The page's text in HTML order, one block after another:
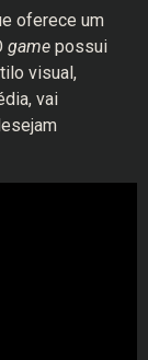
oferece um
game possui
visual,
vai